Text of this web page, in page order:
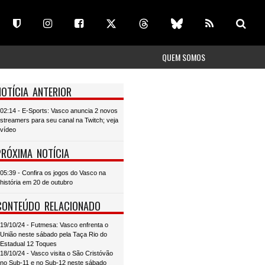
QUEM SOMOS
ANTERIOR
02:14 - E-Sports: Vasco anuncia 2 novos
streamers para seu canal na Twitch; veja
vídeo
NOTÍCIA
05:39 - Confira os jogos do Vasco na
história em 20 de outubro
RELACIONADO
19/10/24 - Futmesa: Vasco enfrenta o
União neste sábado pela Taça Rio do
Estadual 12 Toques
18/10/24 - Vasco visita o São Cristóvão
no Sub-11 e no Sub-12 neste sábado